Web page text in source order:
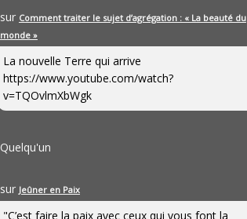
sur Comment traiter le sujet d’agrégation : « La beauté du
monde »
La nouvelle Terre qui arrive
https://www.youtube.com/watch?
v=TQOvlmXbWgk
Quelqu'un
sur Jeûner en Paix
"C’est faire la paix avec ceux qui vous font la